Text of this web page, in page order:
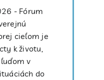
- Fórum
cieľom je
k životu,
v
do